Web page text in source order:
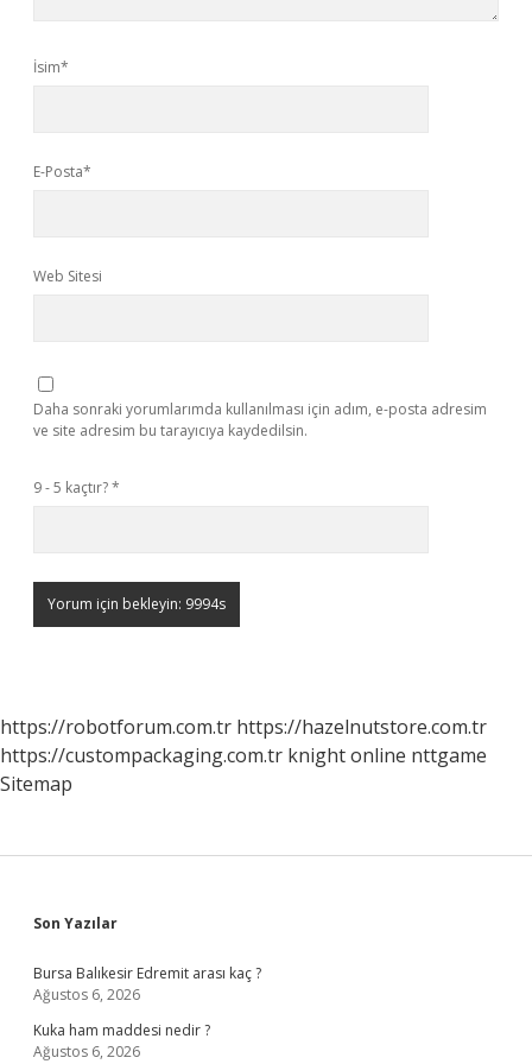
İsim*
E-Posta*
Web Sitesi
Daha sonraki yorumlarımda kullanılması için adım, e-posta adresim
ve site adresim bu tarayıcıya kaydedilsin.
9 - 5 kaçtır?*
https://robotforum.com.tr https://hazelnutstore.com.tr
https://custompackaging.com.tr knight online nttgame
Sitemap
Sidebar
Son Yazılar
Bursa Balıkesir Edremit arası kaç ?
Ağustos 6, 2026
Kuka ham maddesi nedir ?
Ağustos 6, 2026